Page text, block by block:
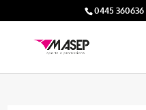
0445 360636